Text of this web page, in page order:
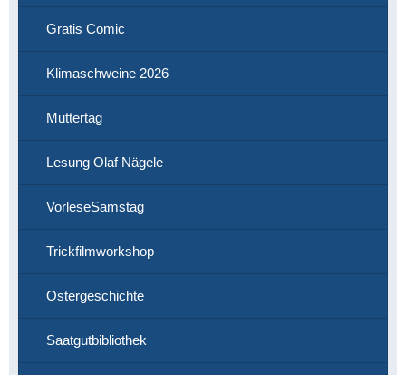
Gratis Comic
Klimaschweine 2026
Muttertag
Lesung Olaf Nägele
VorleseSamstag
Trickfilmworkshop
Ostergeschichte
Saatgutbibliothek